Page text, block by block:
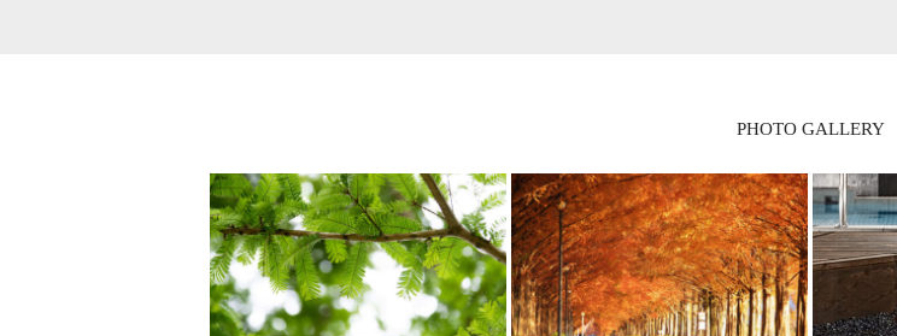
PHOTO GALLERY